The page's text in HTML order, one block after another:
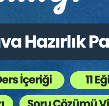
Eylem Planı”na göre de,
raporlarına göre trafik